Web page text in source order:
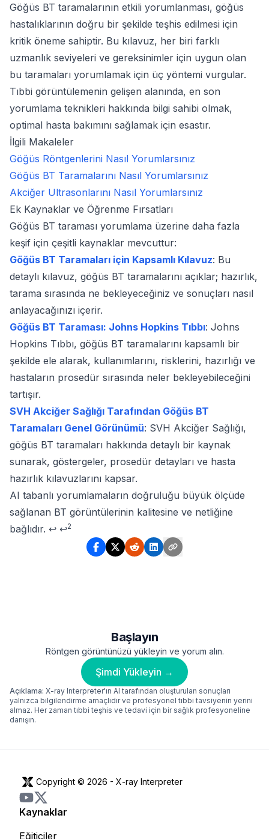
Göğüs BT taramalarının etkili yorumlanması, göğüs
hastalıklarının doğru bir şekilde teşhis edilmesi için
kritik öneme sahiptir. Bu kılavuz, her biri farklı
uzmanlık seviyeleri ve gereksinimler için uygun olan
bu taramaları yorumlamak için üç yöntemi vurgular.
Tıbbi görüntülemenin gelişen alanında, en son
yorumlama teknikleri hakkında bilgi sahibi olmak,
optimal hasta bakımını sağlamak için esastır.
İlgili Makaleler
Göğüs Röntgenlerini Nasıl Yorumlarsınız
Göğüs BT Taramalarını Nasıl Yorumlarsınız
Akciğer Ultrasonlarını Nasıl Yorumlarsınız
Ek Kaynaklar ve Öğrenme Fırsatları
Göğüs BT taraması yorumlama üzerine daha fazla
keşif için çeşitli kaynaklar mevcuttur:
Göğüs BT Taramaları için Kapsamlı Kılavuz: Bu
detaylı kılavuz, göğüs BT taramalarını açıklar; hazırlık,
tarama sırasında ne bekleyeceğiniz ve sonuçları nasıl
anlayacağınızı içerir.
Göğüs BT Taraması: Johns Hopkins Tıbbı: Johns
Hopkins Tıbbı, göğüs BT taramalarını kapsamlı bir
şekilde ele alarak, kullanımlarını, risklerini, hazırlığı ve
hastaların prosedür sırasında neler bekleyebileceğini
tartışır.
SVH Akciğer Sağlığı Tarafından Göğüs BT
Taramaları Genel Görünümü: SVH Akciğer Sağlığı,
göğüs BT taramaları hakkında detaylı bir kaynak
sunarak, göstergeler, prosedür detayları ve hasta
hazırlık kılavuzlarını kapsar.
Footnotes
AI tabanlı yorumlamaların doğruluğu büyük ölçüde
sağlanan BT görüntülerinin kalitesine ve netliğine
bağlıdır. ↩ ↩2
Başlayın
Röntgen görüntünüzü yükleyin ve yorum alın.
Şimdi Yükleyin →
Açıklama: X-ray Interpreter'ın AI tarafından oluşturulan sonuçları
yalnızca bilgilendirme amaçlıdır ve profesyonel tıbbi tavsiyenin yerini
almaz. Her zaman tıbbi teşhis ve tedavi için bir sağlık profesyoneline
danışın.
Copyright © 2026 - X-ray Interpreter
Kaynaklar
Eğiticiler